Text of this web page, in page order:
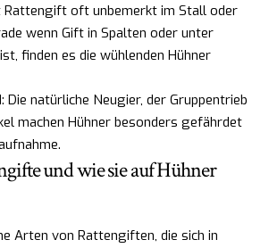
oft unbemerkt im Stall oder
wenn Gift in Spalten oder unter
finden es die wühlenden Hühner
Die natürliche Neugier, der Gruppentrieb
machen Hühner besonders gefährdet
und wie sie auf Hühner
Arten von Rattengiften, die sich in